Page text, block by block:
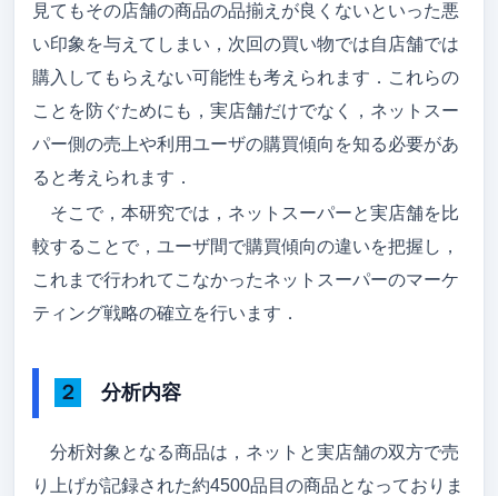
吉野研ブログ
吉野先生のブログ
見てもその店舗の商品の品揃えが良くないといった悪
い印象を与えてしまい，次回の買い物では自店舗では
購入してもらえない可能性も考えられます．これらの
ことを防ぐためにも，実店舗だけでなく，ネットスー
パー側の売上や利用ユーザの購買傾向を知る必要があ
ると考えられます．
そこで，本研究では，ネットスーパーと実店舗を比
較することで，ユーザ間で購買傾向の違いを把握し，
これまで行われてこなかったネットスーパーのマーケ
ティング戦略の確立を行います．
２ 分析内容
分析対象となる商品は，ネットと実店舗の双方で売
り上げが記録された約4500品目の商品となっておりま